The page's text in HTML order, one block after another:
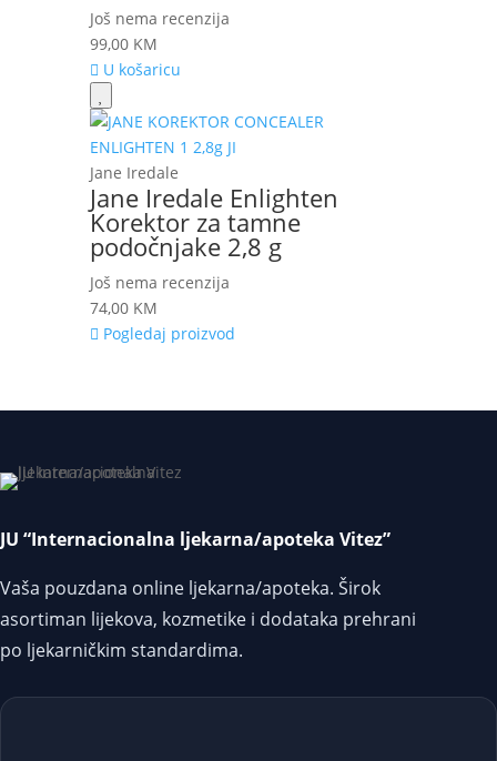
Još nema recenzija
99,00 KM
U košaricu
Jane Iredale
Jane Iredale Enlighten
Korektor za tamne
podočnjake 2,8 g
Još nema recenzija
74,00 KM
Pogledaj proizvod
JU “Internacionalna ljekarna/apoteka Vitez”
Vaša pouzdana online ljekarna/apoteka. Širok
asortiman lijekova, kozmetike i dodataka prehrani
po ljekarničkim standardima.